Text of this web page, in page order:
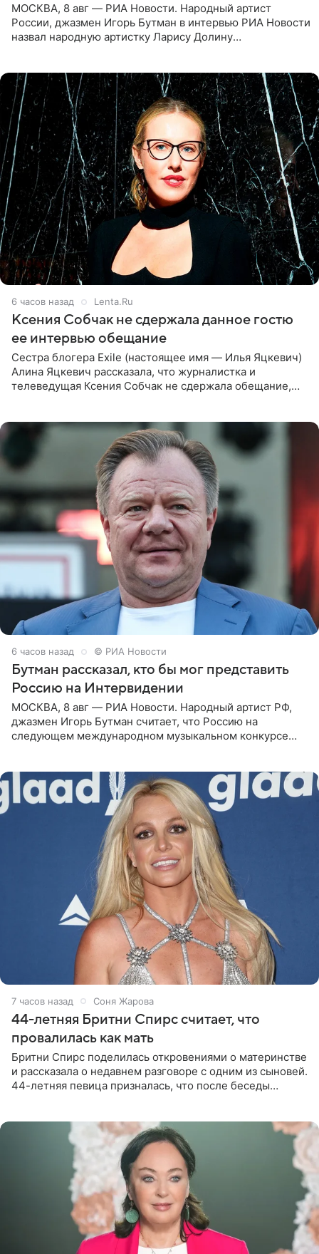
МОСКВА, 8 авг — РИА Новости. Народный артист
России, джазмен Игорь Бутман в интервью РИА Новости
назвал народную артистку Ларису Долину
6 часов назад Lenta.Ru
Ксения Собчак не сдержала данное гостю
ее интервью обещание
Сестра блогера Exile (настоящее имя — Илья Яцкевич)
Алина Яцкевич рассказала, что журналистка и
телеведущая Ксения Собчак не сдержала обещание,
6 часов назад © РИА Новости
Бутман рассказал, кто бы мог представить
Россию на Интервидении
МОСКВА, 8 авг — РИА Новости. Народный артист РФ,
джазмен Игорь Бутман считает, что Россию на
следующем международном музыкальном конкурсе
7 часов назад Соня Жарова
44-летняя Бритни Спирс считает, что
провалилась как мать
Бритни Спирс поделилась откровениями о материнстве
и рассказала о недавнем разговоре с одним из сыновей.
44-летняя певица призналась, что после беседы